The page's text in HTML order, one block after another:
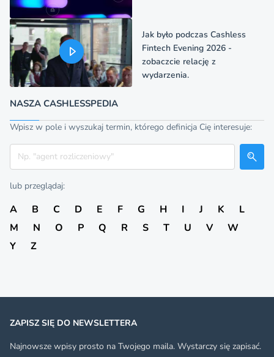
Jak było podczas Cashless
Fintech Evening 2026 -
zobaczcie relację z
wydarzenia.
NASZA CASHLESSPEDIA
Wpisz w pole i wyszukaj termin, którego definicja Cię interesuje:
Szukaj
lub przeglądaj:
A B C D E F G H I J K
L
M
N O P Q R S T U V
W
Y
Z
ZAPISZ SIĘ DO NEWSLETTERA
Najnowsze wpisy prosto na Twojego maila. Wystarczy się zapisać.